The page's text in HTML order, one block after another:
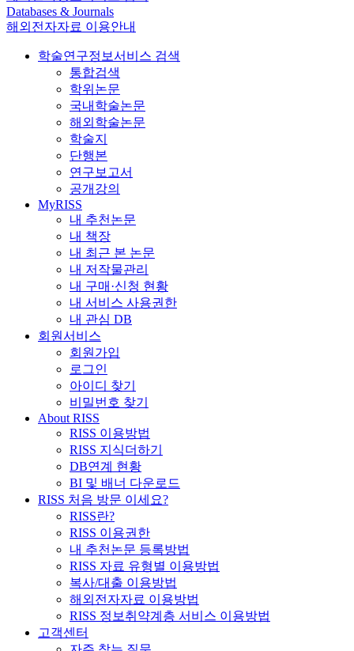
Databases & Journals
해외전자자료 이용안내
학술연구정보서비스 검색
통합검색
학위논문
국내학술논문
해외학술논문
학술지
단행본
연구보고서
공개강의
MyRISS
내 추천논문
내 책장
내 최근 본 논문
내 저작물관리
내 구매·신청 현황
내 서비스 사용권한
내 관심 DB
회원서비스
회원가입
로그인
아이디 찾기
비밀번호 찾기
About RISS
RISS 이용방법
RISS 지식더하기
DB연계 현황
BI 및 배너 다운로드
RISS 처음 방문 이세요?
RISS란?
RISS 이용권한
내 추천논문 등록방법
RISS 자료 유형별 이용방법
복사/대출 이용방법
해외전자자료 이용방법
RISS 정보취약계층 서비스 이용방법
고객센터